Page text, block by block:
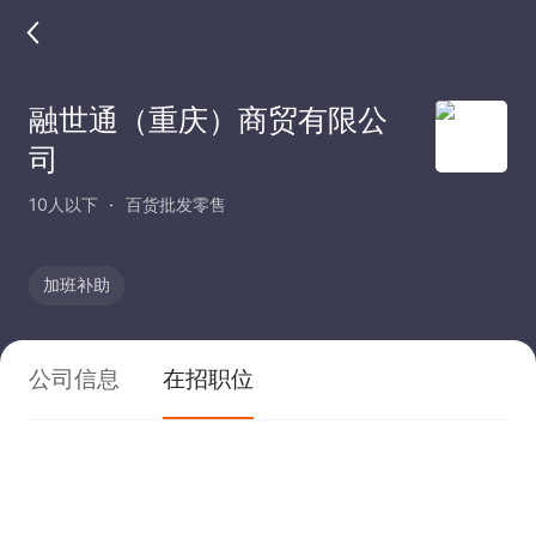
融世通（重庆）商贸有限公
司
10人以下 百货批发零售
加班补助
公司信息 在招职位